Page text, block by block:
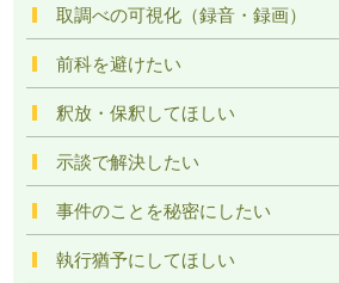
取調べの可視化（録音・録画）
前科を避けたい
釈放・保釈してほしい
示談で解決したい
事件のことを秘密にしたい
執行猶予にしてほしい